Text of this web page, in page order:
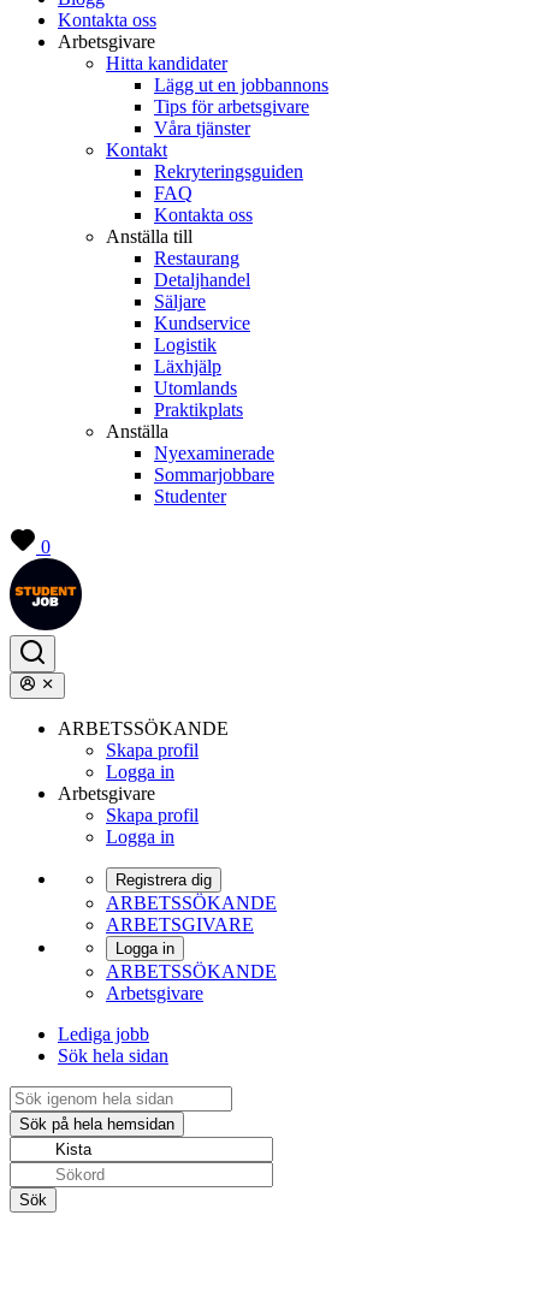
Kontakta oss
Arbetsgivare
Hitta kandidater
Lägg ut en jobbannons
Tips för arbetsgivare
Våra tjänster
Kontakt
Rekryteringsguiden
FAQ
Kontakta oss
Anställa till
Restaurang
Detaljhandel
Säljare
Kundservice
Logistik
Läxhjälp
Utomlands
Praktikplats
Anställa
Nyexaminerade
Sommarjobbare
Studenter
0
ARBETSSÖKANDE
Skapa profil
Logga in
Arbetsgivare
Skapa profil
Logga in
Registrera dig
ARBETSSÖKANDE
ARBETSGIVARE
Logga in
ARBETSSÖKANDE
Arbetsgivare
Lediga jobb
Sök hela sidan